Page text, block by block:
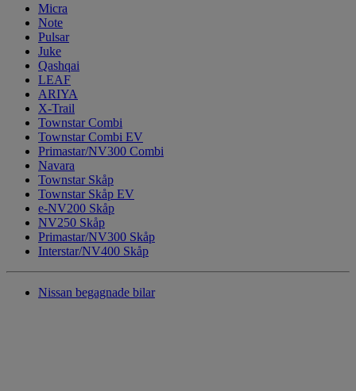
Micra
Note
Pulsar
Juke
Qashqai
LEAF
ARIYA
X-Trail
Townstar Combi
Townstar Combi EV
Primastar/NV300 Combi
Navara
Townstar Skåp
Townstar Skåp EV
e-NV200 Skåp
NV250 Skåp
Primastar/NV300 Skåp
Interstar/NV400 Skåp
Nissan begagnade bilar